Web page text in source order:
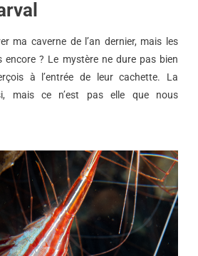
ma caverne de l’an dernier, mais les
encore ? Le mystère ne dure pas bien
à l’entrée de leur cachette. La
mais ce n’est pas elle que nous